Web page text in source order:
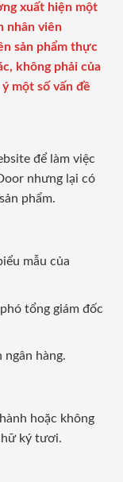
xuất hiện một
nhân viên
sản phẩm thực
không phải của
một số vấn đề
để làm việc
nhưng lại có
phẩm.
mẫu của
tổng giám đốc
hàng.
hoặc không
ký tươi.